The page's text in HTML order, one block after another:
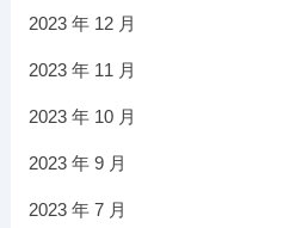
2023 年 12 月
2023 年 11 月
2023 年 10 月
2023 年 9 月
2023 年 7 月